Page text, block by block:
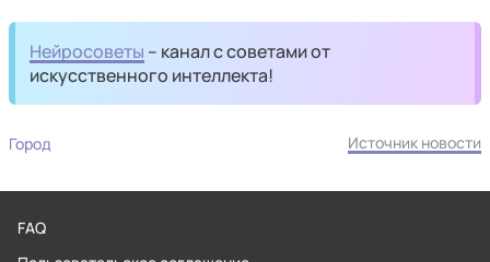
Нейросоветы – канал с советами от
искусственного интеллекта!
Город Источник новости
FAQ